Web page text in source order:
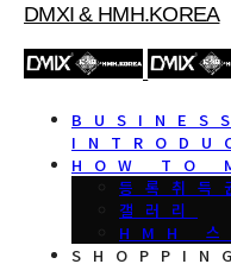
DMXI & HMH.KOREA
BUSINESS
HOW TO
등록취득
갤러리
HMH 스